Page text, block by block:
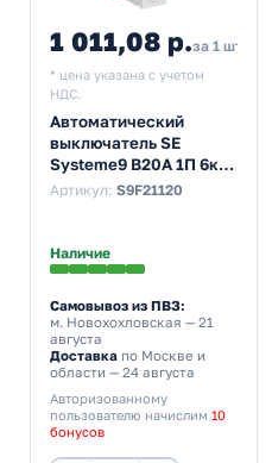
1 011,08 р.за 1 шт
* цена указана с учетом
НДС.
Автоматический
выключатель SE
Systeme9 В20А 1П 6кА
(автомат
Артикул: S9F21120
Наличие
Самовывоз из ПВЗ:
м. Новохохловская — 21
августа
Доставка по Москве и
области — 24 августа
Авторизованному
пользователю начислим 10
бонусов